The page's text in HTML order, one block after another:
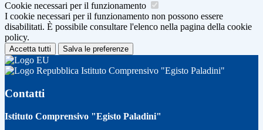
Cookie necessari per il funzionamento
I cookie necessari per il funzionamento non possono essere
disabilitati. È possibile consultare l'elenco nella pagina della cookie
policy.
Accetta tutti Salva le preferenze
Istituto Comprensivo "Egisto Paladini"
Contatti
Istituto Comprensivo "Egisto Paladini"